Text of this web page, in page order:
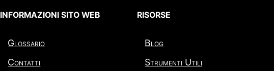
INFORMAZIONI SITO WEB
Glossario
Contatti
RISORSE
Blog
Strumenti Utili